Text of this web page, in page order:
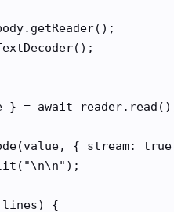
} = await
{ stream:
{